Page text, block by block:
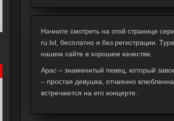
Начните смотреть на этой странице
ru.lol, бесплатно и без регистрации.
нашем сайте в хорошем качестве.
Арас – знаменитый певец, который
– простая девушка, отчаянно
встречаются на его концерте.